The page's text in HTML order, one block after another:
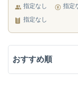
指定なし
指定
指定なし